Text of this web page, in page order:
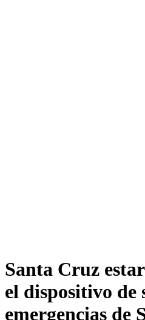
Santa Cruz
el dispositivo de
emergencias de